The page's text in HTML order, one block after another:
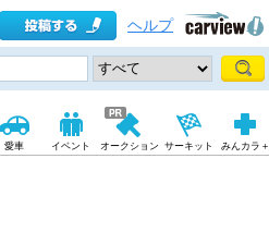
ヘルプ
愛車 イベント オークション サーキット みんカラ＋